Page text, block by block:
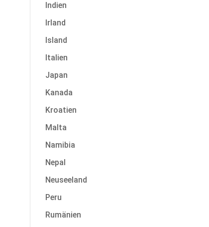
Indien
Irland
Island
Italien
Japan
Kanada
Kroatien
Malta
Namibia
Nepal
Neuseeland
Peru
Rumänien